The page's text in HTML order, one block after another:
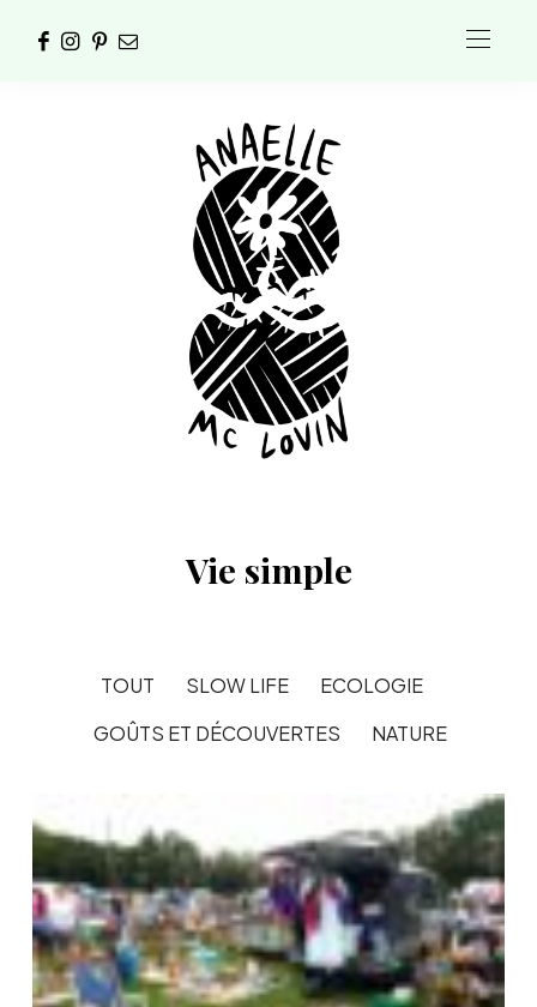
Vie simple
TOUT SLOW LIFE
ECOLOGIE
GOÛTS ET DÉCOUVERTES
NATURE